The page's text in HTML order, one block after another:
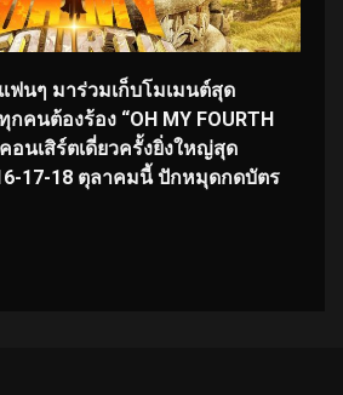
ฟนๆ มาร่วมเก็บโมเมนต์สุด
คนต้องร้อง “OH MY FOURTH
คอนเสิร์ตเดี่ยวครั้งยิ่งใหญ่สุด
17-18 ตุลาคมนี้ ปักหมุดกดบัตร